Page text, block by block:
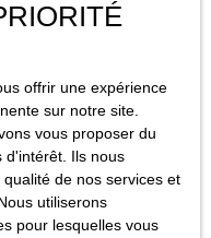
offrir une expérience
sur notre site.
vous proposer du
d'intérêt. Ils nous
de nos services et
utiliserons
pour lesquelles vous